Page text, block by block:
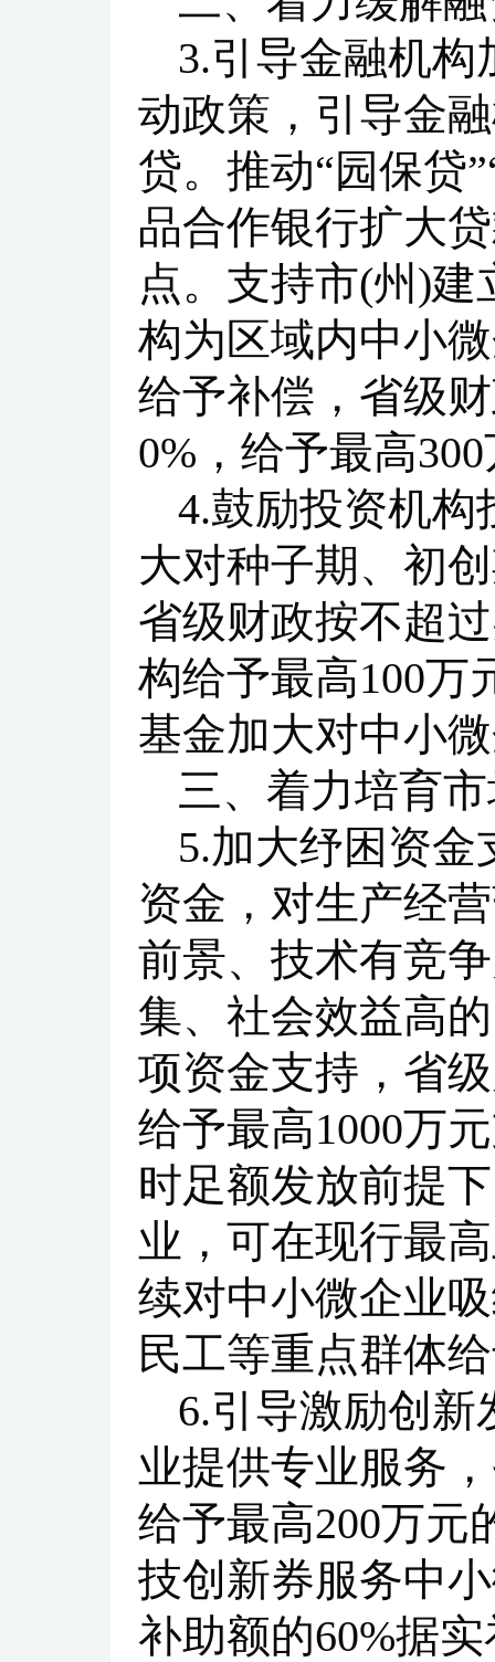
3.引导金融机
动政策，引导金
贷。推动“园保贷
品合作银行扩大
点。支持市(州)
构为区域内中小
给予补偿，省级
0%，给予最高
4.鼓励投资机
大对种子期、初
省级财政按不超
构给予最高100万
基金加大对中小
三、着力培育
5.加大纾困资
资金，对生产经
前景、技术有竞
集、社会效益高
项资金支持，省
给予最高1000万
时足额发放前提
业，可在现行最
续对中小微企业
民工等重点群体
6.引导激励创
业提供专业服务
给予最高200万元
技创新券服务中
补助额的60%据